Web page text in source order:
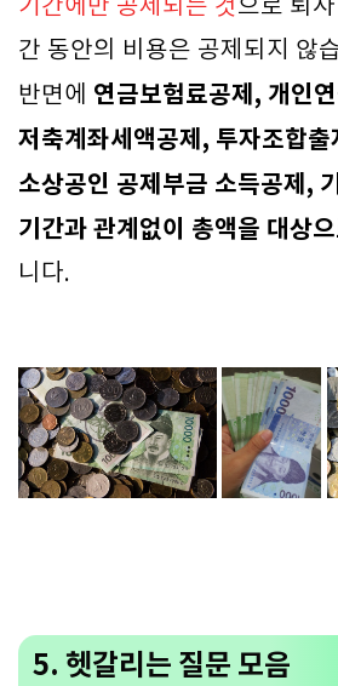
기간에만 공제되는 것으로 퇴
간 동안의 비용은 공제되지 않
반면에 연금보험료공제, 개인
저축계좌세액공제, 투자조합출
소상공인 공제부금 소득공제,
기간과 관계없이 총액을 대상
니다.
5. 헷갈리는 질문 모음